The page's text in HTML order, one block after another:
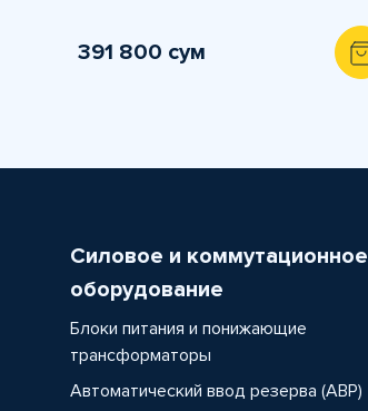
391 800 сум
Силовое и коммутационное
оборудование
Блоки питания и понижающие
трансформаторы
Автоматический ввод резерва (АВР)